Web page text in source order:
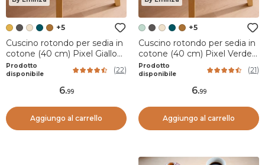
+5
Cuscino rotondo per sedia in
cotone (40 cm) Pixel Giallo
senape
Prodotto
disponibile
(22)
6.99
Aggiungo al carrello
+5
Cuscino rotondo per sedia in
cotone (40 cm) Pixel Verde
menta
Prodotto
disponibile
(21)
6.99
Aggiungo al carrello